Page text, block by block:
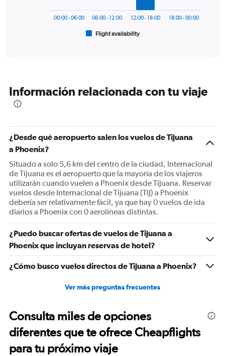
categories.
The
Y
axis
displaying
Number
of
flights.
Range:
0
to
Flight availability
00:00 - 06:00 06:00 - 12:00 12:00 - 18:00 18:00 - 00:00
Información relacionada con tu viaje
¿Desde qué aeropuerto salen los vuelos de Tijuana
a Phoenix?
Situado a solo 5,6 km del centro de la ciudad, Internacional
de Tijuana es el aeropuerto que la mayoría de los viajeros
utilizarán cuando vuelen a Phoenix desde Tijuana. Reservar
vuelos desde Internacional de Tijuana (TIJ) a Phoenix
debería ser relativamente fácil, ya que hay 0 vuelos de ida
diarios a Phoenix con 0 aerolíneas distintas.
¿Puedo buscar ofertas de vuelos de Tijuana a
Phoenix que incluyan reservas de hotel?
¿Cómo busco vuelos directos de Tijuana a Phoenix?
Ver más preguntas frecuentes
Consulta miles de opciones
diferentes que te ofrece Cheapflights
para tu próximo viaje